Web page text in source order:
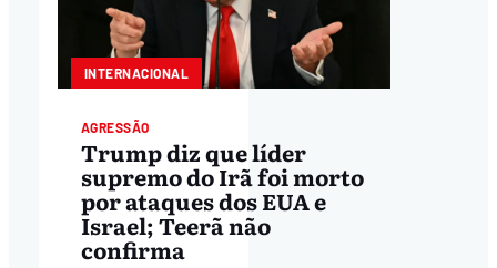
INTERNACIONAL
AGRESSÃO
Trump diz que líder
supremo do Irã foi morto
por ataques dos EUA e
Israel; Teerã não
confirma